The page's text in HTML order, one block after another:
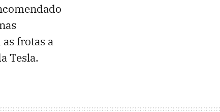
frotas a
Tesla.